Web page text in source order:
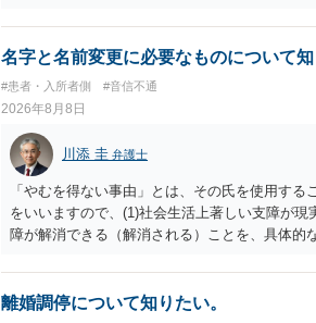
名字と名前変更に必要なものについて
#患者・入所者側 #音信不通
2026年8月8日
川添 圭 弁護士
「やむを得ない事由」とは、その氏を使用す
をいいますので、(1)社会生活上著しい支障が
障が解消できる（解消される）ことを、具体
出することが必要になります。「フラッシュ
SDの診断基準に合致した説明とそれに沿う資
離婚調停について知りたい。